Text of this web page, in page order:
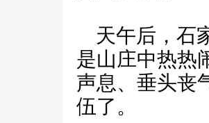
天午后，石
是山庄中热热
声息、垂头丧
伍了。